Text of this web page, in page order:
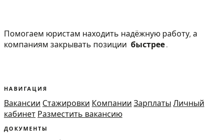
Помогаем юристам находить надёжную работу, а
компаниям закрывать позиции быстрее.
НАВИГАЦИЯ
Вакансии Стажировки Компании Зарплаты Личный
кабинет Разместить вакансию
ДОКУМЕНТЫ